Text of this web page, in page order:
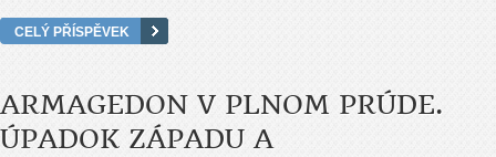
CELÝ PŘÍSPĚVEK
ARMAGEDON V PLNOM PRÚDE.
ÚPADOK ZÁPADU A